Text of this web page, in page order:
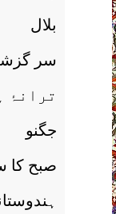
بلال
سر
ترانۂ
جگنو
صبح کا